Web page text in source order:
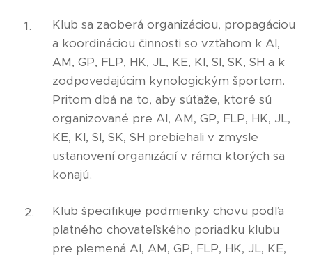
Klub sa zaoberá organizáciou, propagáciou
a koordináciou činnosti so vzťahom k AI,
AM, GP, FLP, HK, JL, KE, KI, SI, SK, SH a k
zodpovedajúcim kynologickým športom.
Pritom dbá na to, aby súťaže, ktoré sú
organizované pre AI, AM, GP, FLP, HK, JL,
KE, KI, SI, SK, SH prebiehali v zmysle
ustanovení organizácií v rámci ktorých sa
konajú.
Klub špecifikuje podmienky chovu podľa
platného chovateľského poriadku klubu
pre plemená AI, AM, GP, FLP, HK, JL, KE,